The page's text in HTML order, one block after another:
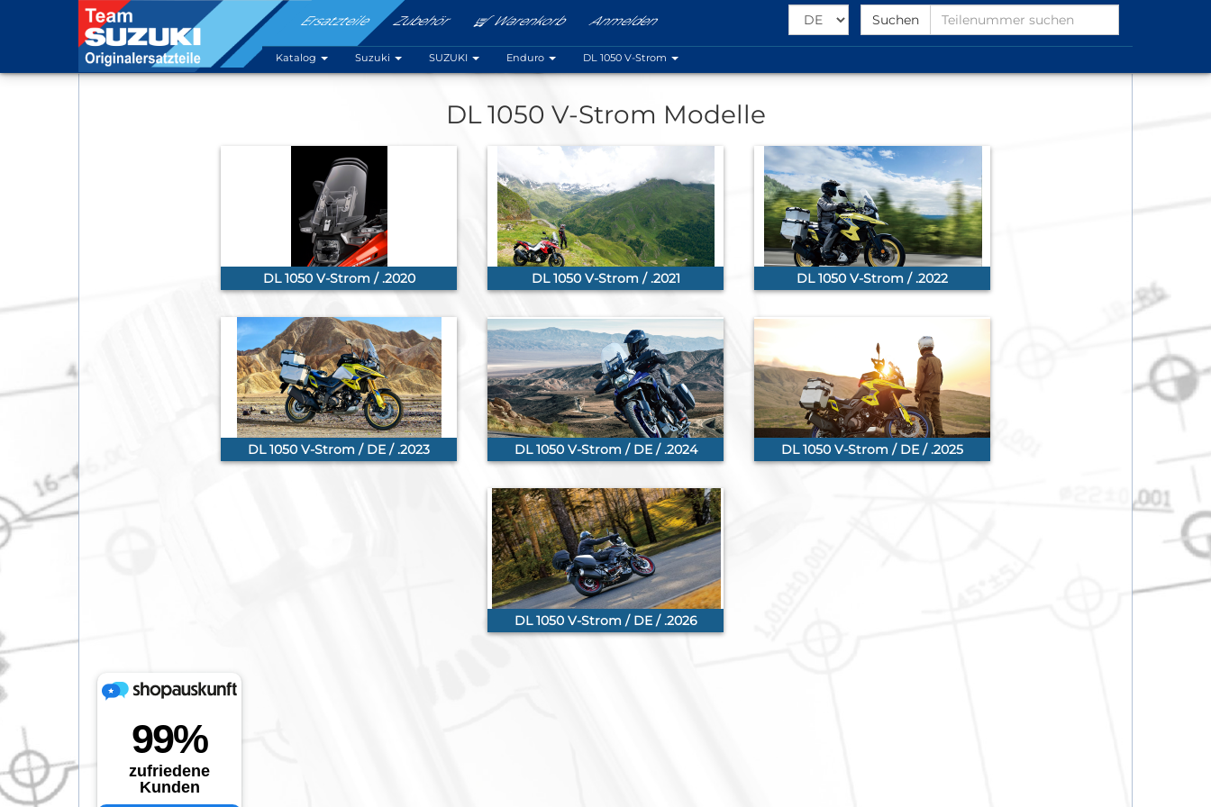
Menu
Ersatzteile Zubehör Warenkorb Anmelden
Select
Language
Partnumber
Suchen
Katalog Suzuki SUZUKI Enduro DL 1050 V-Strom
DL 1050 V-Strom Modelle
DL 1050 V-Strom / .2020 DL 1050 V-Strom / .2021 DL 1050 V-Strom / .2022
DL 1050 V-Strom / DE / .2023 DL 1050 V-Strom / DE / .2024 DL 1050 V-Strom / DE / .2025
DL 1050 V-Strom / DE / .2026